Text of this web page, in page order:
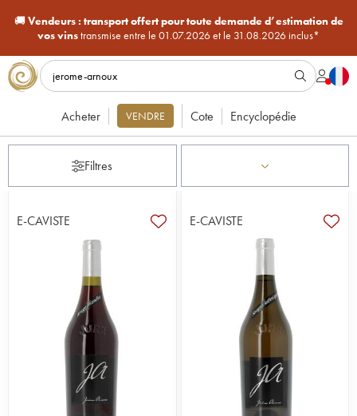
🚚Vendeurs : transport offert pour toute demande d’estimation de
vos vinstransmise entre le 01.07.2026 et le 31.08.2026 inclus*
Acheter VENDRE Cote Encyclopédie
Filtres
E-CAVISTE E-CAVISTE